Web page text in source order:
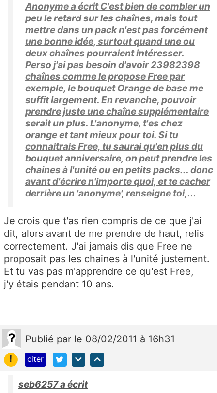
Anonyme a écrit C'est bien de combler un
peu le retard sur les chaînes, mais tout
mettre dans un pack n'est pas forcément
une bonne idée, surtout quand une ou
deux chaînes pourraient intéresser.
Perso j'ai pas besoin d'avoir 23982398
chaînes comme le propose Free par
exemple, le bouquet Orange de base me
suffit largement. En revanche, pouvoir
prendre juste une chaîne supplémentaire
serait un plus. L'anonyme, t'es chez
orange et tant mieux pour toi. Si tu
connaitrais Free, tu saurai qu'en plus du
bouquet anniversaire, on peut prendre les
chaines à l'unité ou en petits packs... donc
avant d'écrire n'importe quoi, et te cacher
derrière un 'anonyme', renseigne toi,...
Je crois que t'as rien compris de ce que j'ai
dit, alors avant de me prendre de haut, relis
correctement. J'ai jamais dis que Free ne
proposait pas les chaines à l'unité justement.
Et tu vas pas m'apprendre ce qu'est Free,
j'y étais pendant 10 ans.
Publié par le 08/02/2011 à 16h31
!
citer
seb6257 a écrit